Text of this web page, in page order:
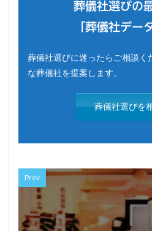
葬儀社選びの
「葬儀社デー
葬儀社選びに迷ったらご相談く
な葬儀社を提案します。
葬儀社選びを
Prev